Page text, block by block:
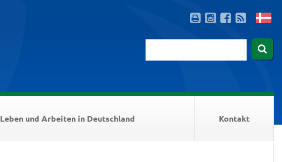
Leben und Arbeiten in Deutschland Kontakt